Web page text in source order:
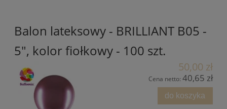
Balon lateksowy - BRILLIANT B05 -
5", kolor fiołkowy - 100 szt.
50,00 zł
Cena netto: 40,65 zł
do koszyka